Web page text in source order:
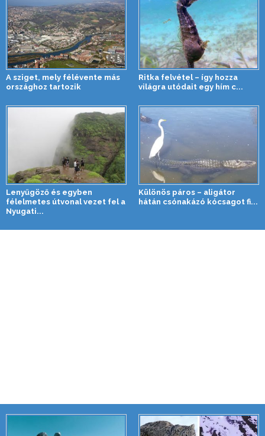
A sziget, mely félévente más
országhoz tartozik
Ritka felvétel – így hozza
világra utódait egy hím c...
Lenyűgöző és egyben
félelmetes útvonal vezet fel a
Nyugati...
Különös páros – aligátor
hátán csónakázó kócsagot fi...